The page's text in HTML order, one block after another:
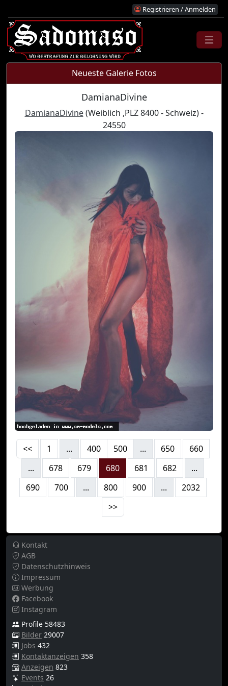
Registrieren / Anmelden
Neueste Galerie Fotos
DamianaDivine
DamianaDivine(Weiblich ,PLZ 8400 - Schweiz) -
24550
<< 1 ... 400 500 ... 650
660
...
678 679 680 681 682
...
690
700 ... 800 900 ...
2032
>>
Kontakt
AGB
Datenschutzhinweis
Impressum
Werbung
Facebook
Instagram
Profile 58483
Bilder 29007
Jobs 432
Kontaktanzeigen 358
Anzeigen 823
Events 26